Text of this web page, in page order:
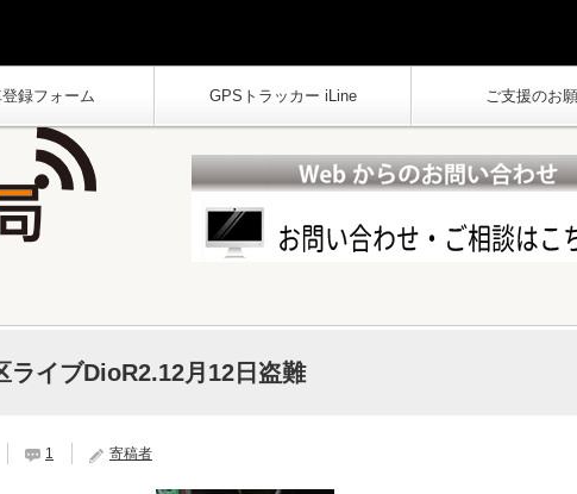
録フォーム GPSトラッカー iLine ご支援のお
ライブDioR2.12月12日盗難
1 寄稿者